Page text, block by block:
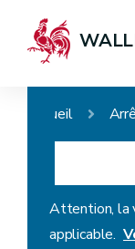
Accueil
Attention, la
applicable.